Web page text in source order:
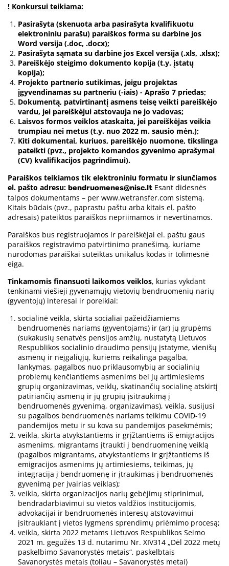
! Konkursui teikiama:
Pasirašyta (skenuota arba pasirašyta kvalifikuotu
elektroniniu parašu) paraiškos forma su darbine jos
Word versija (.doc, .docx);
Pasirašyta sąmata su darbine jos Excel versija (.xls, .xlsx);
Pareiškėjo steigimo dokumento kopija (t.y. įstatų
kopija);
Projekto partnerio sutikimas, jeigu projektas
įgyvendinamas su partneriu (-iais) - Aprašo 7 priedas;
Dokumentą, patvirtinantį asmens teisę veikti pareiškėjo
vardu, jei pareiškėjui atstovauja ne jo vadovas;
Laisvos formos veiklos ataskaita, jei pareiškėjas veikia
trumpiau nei metus (t.y. nuo 2022 m. sausio mėn.);
Kiti dokumentai, kuriuos, pareiškėjo nuomone, tikslinga
pateikti (pvz., projekto komandos gyvenimo aprašymai
(CV) kvalifikacijos pagrindimui).
Paraiškos teikiamos tik elektroniniu formatu ir siunčiamos
el. pašto adresu: bendruomenes@nisc.lt Esant didesnės
talpos dokumentams – per www.wetransfer.com sistemą.
Kitais būdais (pvz., paprastu paštu arba kitais el. pašto
adresais) pateiktos paraiškos nepriimamos ir nevertinamos.
Paraiškos bus registruojamos ir pareiškėjai el. paštu gaus
paraiškos registravimo patvirtinimo pranešimą, kuriame
nurodomas paraiškai suteiktas unikalus kodas ir tolimesnė
eiga.
Tinkamomis finansuoti laikomos veiklos, kurias vykdant
tenkinami viešieji gyvenamųjų vietovių bendruomenių narių
(gyventojų) interesai ir poreikiai:
socialinė veikla, skirta socialiai pažeidžiamiems
bendruomenės nariams (gyventojams) ir (ar) jų grupėms
(sukakusių senatvės pensijos amžių, nustatytą Lietuvos
Respublikos socialinio draudimo pensijų įstatyme, vienišų
asmenų ir neįgaliųjų, kuriems reikalinga pagalba,
lankymas, pagalbos nuo priklausomybių ar socialinių
problemų kenčiantiems asmenims bei jų artimiesiems
grupių organizavimas, veiklų, skatinančių socialinę atskirtį
patiriančių asmenų ir jų grupių įsitraukimą į
bendruomenės gyvenimą, organizavimas), veikla, susijusi
su pagalbos bendruomenės nariams teikimu COVID-19
pandemijos metu ir su kova su pandemijos pasekmėmis;
veikla, skirta atvykstantiems ir grįžtantiems iš emigracijos
asmenims, migrantams įtraukti į bendruomeninę veiklą
(pagalbos migrantams, atvykstantiems ir grįžtantiems iš
emigracijos asmenims jų artimiesiems, teikimas, jų
integracija į bendruomenę ir įtraukimas į bendruomenės
gyvenimą per įvairias veiklas);
veikla, skirta organizacijos narių gebėjimų stiprinimui,
bendradarbiavimui su vietos valdžios institucijomis,
advokacijai ir bendruomenės interesų atstovavimui
įsitraukiant į vietos lygmens sprendimų priėmimo procesą;
veikla, skirta 2022 metams Lietuvos Respublikos Seimo
2021 m. gegužės 13 d. nutarimu Nr. XIV314 „Dėl 2022 metų
paskelbimo Savanorystės metais“, paskelbtais
Savanorystės metais (toliau – Savanorystės metai)